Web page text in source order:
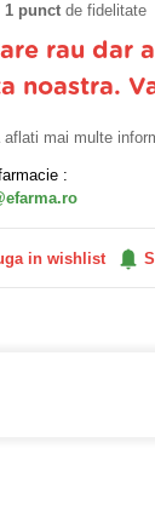
1 punct de fidelitate
rau dar
noastra.
aflati mai multe
:
in wishlist